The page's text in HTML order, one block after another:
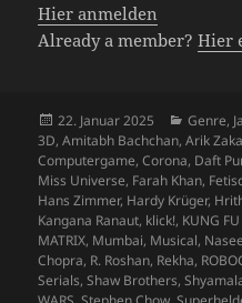
Hier anmelden
Already a member?Hier
Veröffentlicht
am
22. Januar 2025 Genre,
3D,Amitabh Bachchan,Arik
Computergame,Corona, Daft
Miss Universe, Farah Khan,
Hans Zimmer, Hardy Krüger,
Kangana Ranaut, klick!, KUNG
MATRIX, Mumbai, Musical,
Chopra, R. Roshan, Rekha,
Serials,Shaw Brothers,